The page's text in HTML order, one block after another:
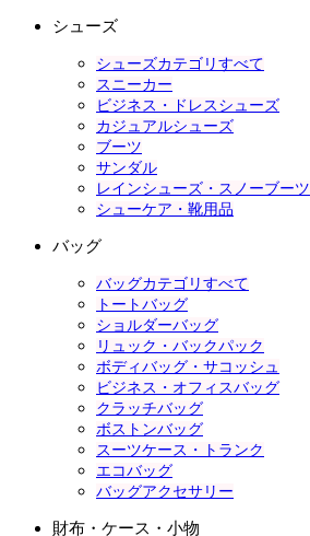
シューズ
シューズカテゴリすべて
スニーカー
ビジネス・ドレスシューズ
カジュアルシューズ
ブーツ
サンダル
レインシューズ・スノーブーツ
シューケア・靴用品
バッグ
バッグカテゴリすべて
トートバッグ
ショルダーバッグ
リュック・バックパック
ボディバッグ・サコッシュ
ビジネス・オフィスバッグ
クラッチバッグ
ボストンバッグ
スーツケース・トランク
エコバッグ
バッグアクセサリー
財布・ケース・小物